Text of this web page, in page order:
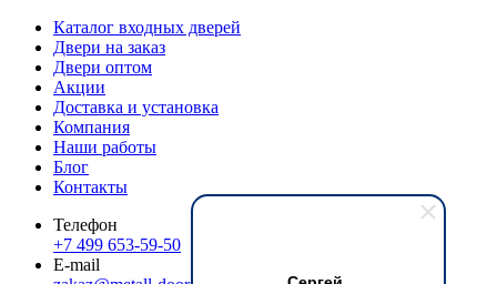
Каталог входных дверей
Двери на заказ
Двери оптом
Акции
Доставка и установка
Компания
Наши работы
Блог
Контакты
Телефон
+7 499 653-59-50
E-mail